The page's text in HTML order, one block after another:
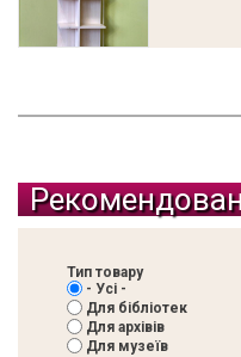
Тип товару
- Усі -
Для бібліотек
Для архівів
Для музеїв